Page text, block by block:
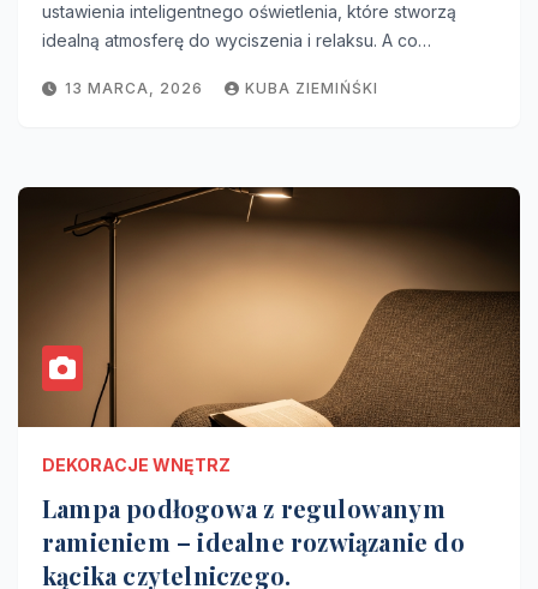
ustawienia inteligentnego oświetlenia, które stworzą
idealną atmosferę do wyciszenia i relaksu. A co…
13 MARCA, 2026 KUBA ZIEMIŃŚKI
DEKORACJE WNĘTRZ
Lampa podłogowa z regulowanym
ramieniem – idealne rozwiązanie do
kącika czytelniczego.